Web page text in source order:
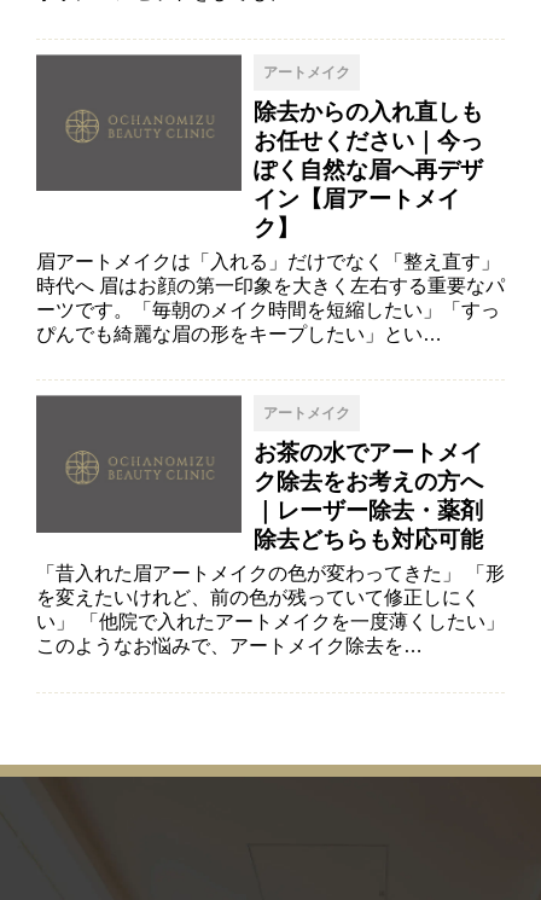
アートメイク
除去からの入れ直しも
お任せください｜今っ
ぽく自然な眉へ再デザ
イン【眉アートメイ
ク】
眉アートメイクは「入れる」だけでなく「整え直す」
時代へ 眉はお顔の第一印象を大きく左右する重要なパ
ーツです。「毎朝のメイク時間を短縮したい」「すっ
ぴんでも綺麗な眉の形をキープしたい」とい…
アートメイク
お茶の水でアートメイ
ク除去をお考えの方へ
｜レーザー除去・薬剤
除去どちらも対応可能
「昔入れた眉アートメイクの色が変わってきた」 「形
を変えたいけれど、前の色が残っていて修正しにく
い」 「他院で入れたアートメイクを一度薄くしたい」
このようなお悩みで、アートメイク除去を…